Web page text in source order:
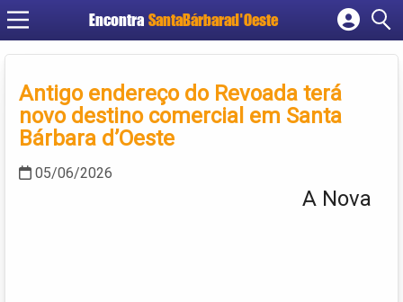
Encontra SantaBárbarad'Oeste
Cadastrar empresa
Criar conta
Antigo endereço do Revoada terá
novo destino comercial em Santa
Bárbara d’Oeste
05/06/2026
A Nova